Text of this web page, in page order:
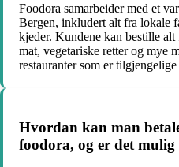
Foodora samarbeider med et
Bergen, inkludert alt fra lokale
kjeder. Kundene kan bestille
mat, vegetariske retter og mye
restauranter som er
Hvordan kan man
foodora, og er det